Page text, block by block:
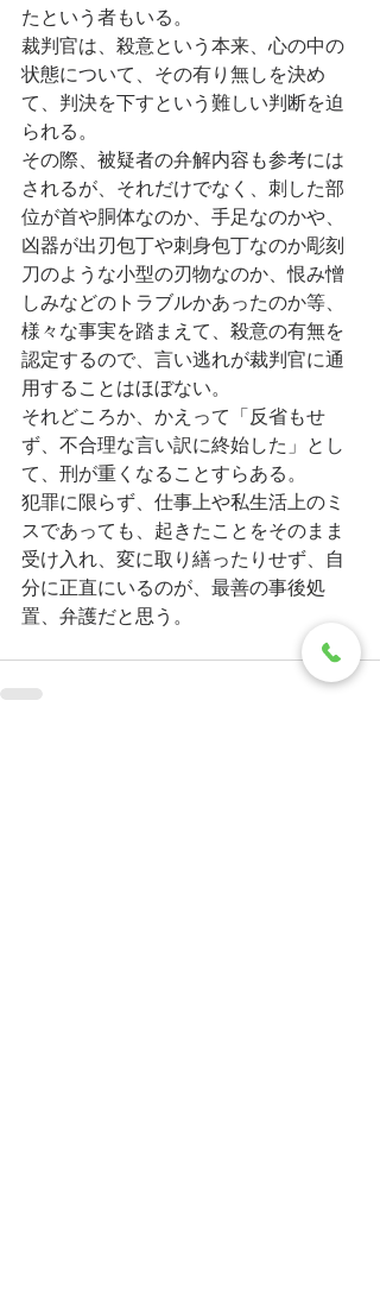
たという者もいる。
裁判官は、殺意という本来、心の中の
状態について、その有り無しを決め
て、判決を下すという難しい判断を迫
られる。
その際、被疑者の弁解内容も参考には
されるが、それだけでなく、刺した部
位が首や胴体なのか、手足なのかや、
凶器が出刃包丁や刺身包丁なのか彫刻
刀のような小型の刃物なのか、恨み憎
しみなどのトラブルかあったのか等、
様々な事実を踏まえて、殺意の有無を
認定するので、言い逃れが裁判官に通
用することはほぼない。
それどころか、かえって「反省もせ
ず、不合理な言い訳に終始した」とし
て、刑が重くなることすらある。
犯罪に限らず、仕事上や私生活上のミ
スであっても、起きたことをそのまま
受け入れ、変に取り繕ったりせず、自
分に正直にいるのが、最善の事後処
置、弁護だと思う。